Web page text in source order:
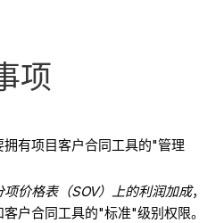
项
拥有项目客户合同工具的"管理
项价格表（SOV）上的利润加成，
户合同工具的"标准"级别权限。